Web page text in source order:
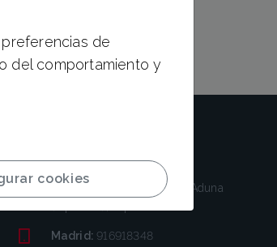
Polígono Haizpea 1, 20150 Aduna
Madrid: 916918348
de
del comportamiento y
cookies